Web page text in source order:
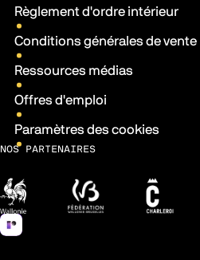
Règlement d'ordre intérieur
Conditions générales de vente
Ressources médias
Offres d'emploi
Paramètres des cookies
NOS PARTENAIRES
Wallonie Fédération Wallonie-
Ville de